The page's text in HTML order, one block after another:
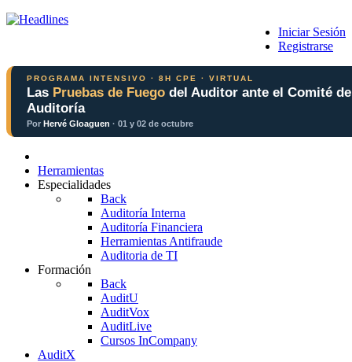
Iniciar Sesión
Registrarse
PROGRAMA INTENSIVO · 8H CPE · VIRTUAL
Las Pruebas de Fuego del Auditor ante el Comité de
Auditoría
Por Hervé Gloaguen · 01 y 02 de octubre
Herramientas
Especialidades
Back
Auditoría Interna
Auditoría Financiera
Herramientas Antifraude
Auditoria de TI
Formación
Back
AuditU
AuditVox
AuditLive
Cursos InCompany
AuditX